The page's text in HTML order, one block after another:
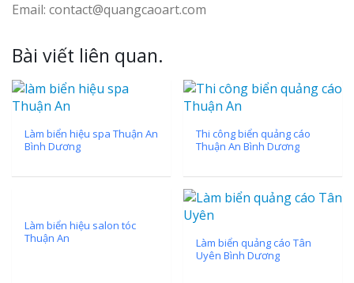
Email: contact@quangcaoart.com
Bài viết liên quan.
Làm biển hiệu spa Thuận An
Bình Dương
Thi công biển quảng cáo
Thuận An Bình Dương
Làm biển hiệu salon tóc
Thuận An
Làm biển quảng cáo Tân
Uyên Bình Dương